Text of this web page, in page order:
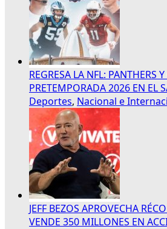
REGRESA LA NFL: PANTHERS
PRETEMPORADA 2026 EN EL
Deportes, Nacional e
JEFF BEZOS APROVECHA
VENDE 350 MILLONES EN